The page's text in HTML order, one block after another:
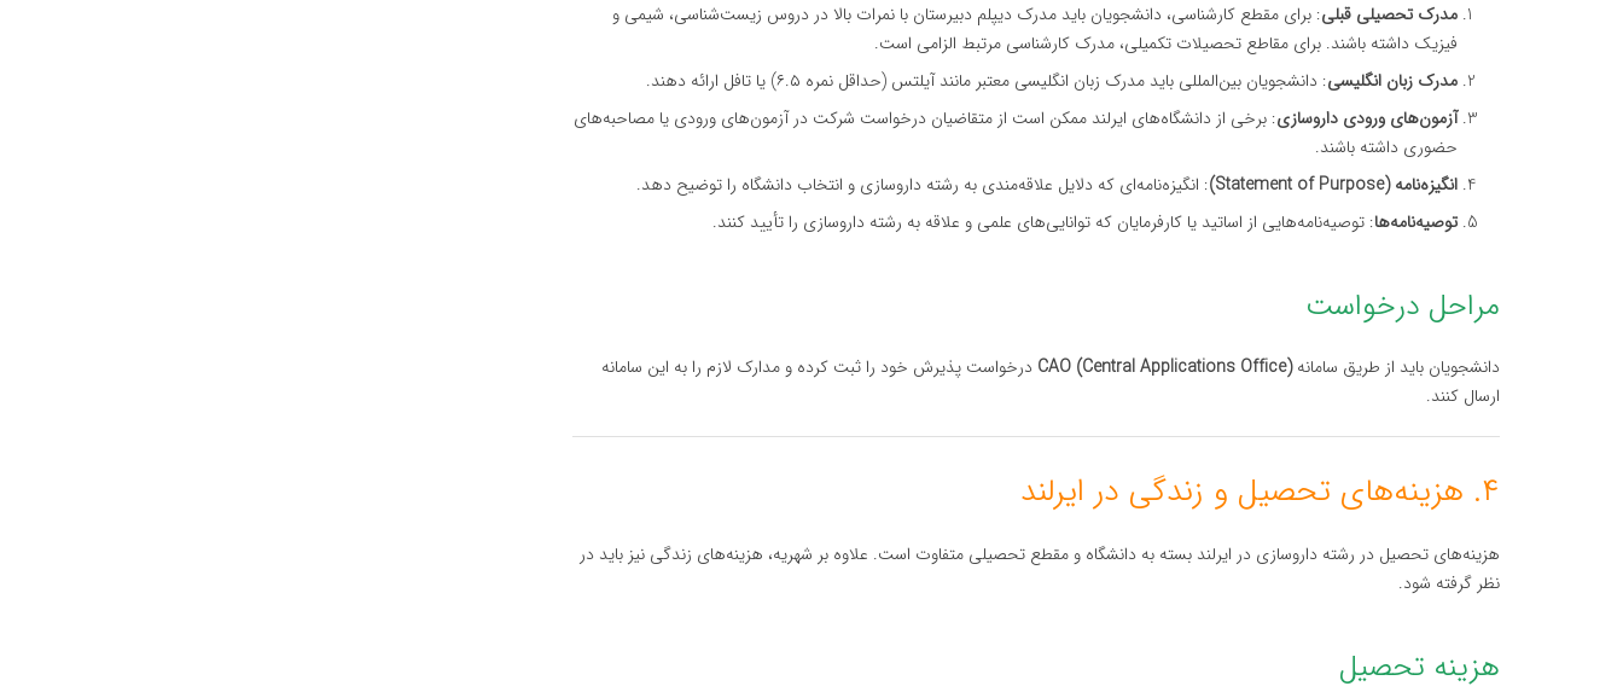
مدرک تحصیلی قبلی: برای مقطع کارشناسی، دانشجویان باید مدرک دیپلم دبیرستان با نمرات بالا در دروس زیست‌شناسی، شیمی و
فیزیک داشته باشند. برای مقاطع تحصیلات تکمیلی، مدرک کارشناسی مرتبط الزامی است.
مدرک زبان انگلیسی: دانشجویان بین‌المللی باید مدرک زبان انگلیسی معتبر مانند آیلتس (حداقل نمره ۶.۵) یا تافل ارائه دهند.
آزمون‌های ورودی داروسازی: برخی از دانشگاه‌های ایرلند ممکن است از متقاضیان درخواست شرکت در آزمون‌های ورودی یا مصاحبه‌های
حضوری داشته باشند.
انگیزه‌نامه (Statement of Purpose)
: انگیزه‌نامه‌ای که دلایل علاقه‌مندی به رشته داروسازی و انتخاب دانشگاه را توضیح دهد.
توصیه‌نامه‌ها: توصیه‌نامه‌هایی از اساتید یا کارفرمایان که توانایی‌های علمی و علاقه به رشته داروسازی را تأیید کنند.
مراحل درخواست
دانشجویان باید از طریق سامانهCAO (Central Applications Office) درخواست پذیرش خود را ثبت کرده و مدارک لازم را به این سامانه
ارسال کنند.
۴. هزینه‌های تحصیل و زندگی در ایرلند
هزینه‌های تحصیل در رشته داروسازی در ایرلند بسته به دانشگاه و مقطع تحصیلی متفاوت است. علاوه بر شهریه، هزینه‌های زندگی نیز باید در
نظر گرفته شود.
هزینه تحصیل